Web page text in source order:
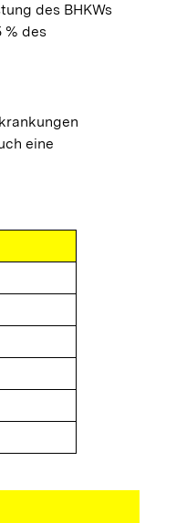
des BHKWs
% des
eine